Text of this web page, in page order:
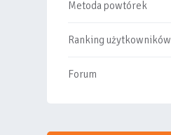
Metoda powtórek
Ranking użytkowników
Forum